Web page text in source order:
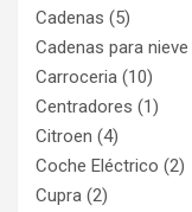
Cadenas (5)
Cadenas para nieve
Carroceria (10)
Centradores (1)
Citroen (4)
Coche Eléctrico (2)
Cupra (2)